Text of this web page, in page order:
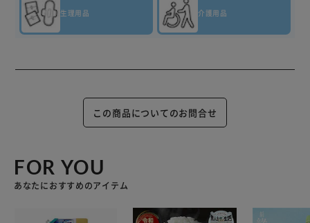
くくなることがある。
●用途外に使わない。
●温水洗浄ノズル・温風出口・スイッチには使用しない。
●子供の手の届く所に置かない。
●認知症の方などの誤飲を防ぐため、置き場所に注意する。
【ウォーターミントの香り】
泡もちバツグン※１
以上放置）トイレピカピカ！※２
生理用品 介護用品
この商品についてのお問合せ
FOR YOU
あなたにおすすめのアイテム